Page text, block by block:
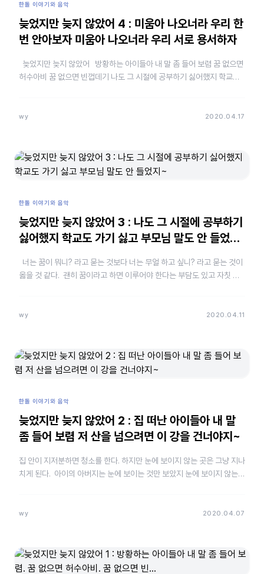
한돌 이야기와 음악
늦었지만 늦지 않았어 4 : 미움아 나오너라 우리 한
번 안아보자 미움아 나오너라 우리 서로 용서하자
늦었지만 늦지 않았어 방황하는 아이들아 내 말 좀 들어 보렴 꿈 없으면
허수아비 꿈 없으면 빈껍데기 나도 그 시절에 공부하기 싫어했지 학교도
wy 2020.04.17
한돌 이야기와 음악
늦었지만 늦지 않았어 3 : 나도 그 시절에 공부하기
싫어했지 학교도 가기 싫고 부모님 말도 안 들었지
너는 꿈이 뭐니? 라고 묻는 것보다 너는 무얼 하고 싶니? 라고 묻는 것이
옳을 것 같다. 괜히 꿈이라고 하면 이루어야 한다는 부담도 있고 자칫 그
wy 2020.04.11
한돌 이야기와 음악
늦었지만 늦지 않았어 2 : 집 떠난 아이들아 내 말
좀 들어 보렴 저 산을 넘으려면 이 강을 건너야지~
집 안이 지저분하면 청소를 한다. 하지만 눈에 보이지 않는 곳은 그냥 지나
치게 된다. 아이의 아버지는 눈에 보이는 것만 보았지 눈에 보이지 않는
wy 2020.04.07